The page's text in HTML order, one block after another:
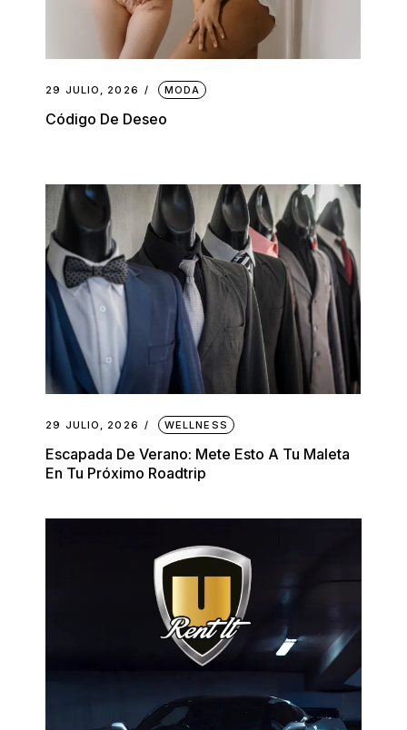
29 JULIO, 2026 MODA
Código De Deseo
29 JULIO, 2026 WELLNESS
Escapada De Verano: Mete Esto A Tu Maleta
En Tu Próximo Roadtrip